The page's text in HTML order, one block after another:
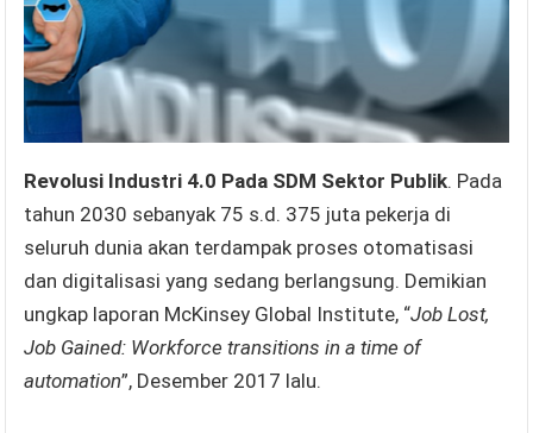
Revolusi Industri 4.0 Pada SDM Sektor Publik. Pada
tahun 2030 sebanyak 75 s.d. 375 juta pekerja di
seluruh dunia akan terdampak proses otomatisasi
dan digitalisasi yang sedang berlangsung. Demikian
ungkap laporan McKinsey Global Institute, “Job Lost,
Job Gained: Workforce transitions in a time of
automation”, Desember 2017 lalu.